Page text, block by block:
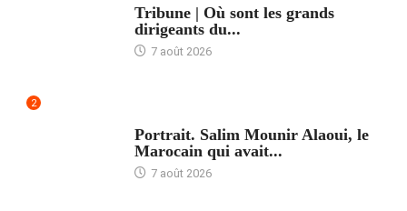
Tribune | Où sont les grands
dirigeants du...
7 août 2026
2
Portrait. Salim Mounir Alaoui, le
Marocain qui avait...
7 août 2026